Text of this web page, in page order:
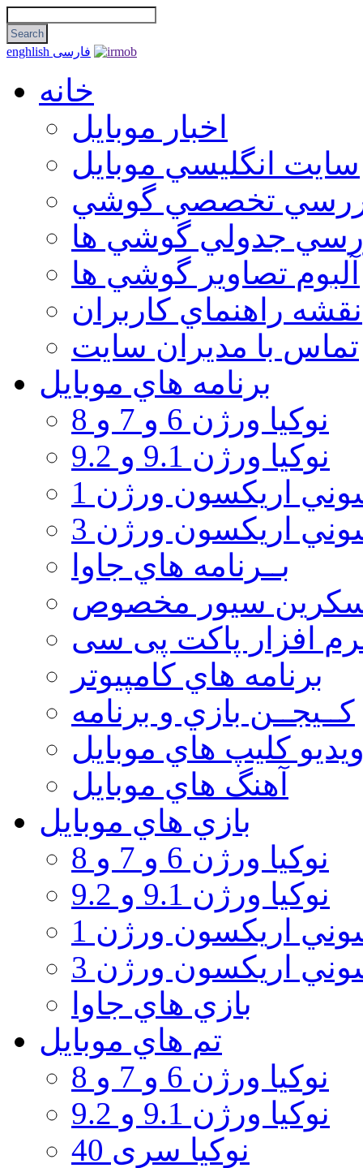
enghlish فارسی
خانه
اخبار موبایل
سايت انگليسي موبايل
تخصصي گوشي
جدولي گوشي ها
آلبوم تصاوير گوشي ها
نقشه راهنماي كاربران
تماس با مديران سايت
برنامه هاي موبايل
نوکیا ورژن 6 و 7 و 8
نوکیا ورژن 9.1 و 9.2
اريكسون ورژن 1
اريكسون ورژن 3
بــرنامه هاي جاوا
سيور مخصوص
افزار پاکت پی سی
برنامه هاي كامپيوتر
كــيجــن بازي و برنامه
كليپ هاي موبايل
آهنگ هاي موبايل
بازي هاي موبايل
نوكيا ورژن 6 و 7 و 8
نوكيا ورژن 9.1 و 9.2
اريكسون ورژن 1
اريكسون ورژن 3
بازي هاي جاوا
تم هاي موبايل
نوكيا ورژن 6 و 7 و 8
نوكيا ورژن 9.1 و 9.2
نوکیا سری 40